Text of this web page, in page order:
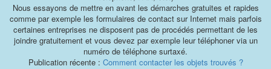
Nous essayons de mettre en avant les démarches gratuites et rapides
comme par exemple les formulaires de contact sur Internet mais parfois
certaines entreprises ne disposent pas de procédés permettant de les
joindre gratuitement et vous devez par exemple leur téléphoner via un
numéro de téléphone surtaxé.
Publication récente : Comment contacter les objets trouvés ?